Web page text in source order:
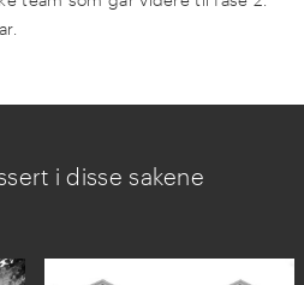
i disse sakene